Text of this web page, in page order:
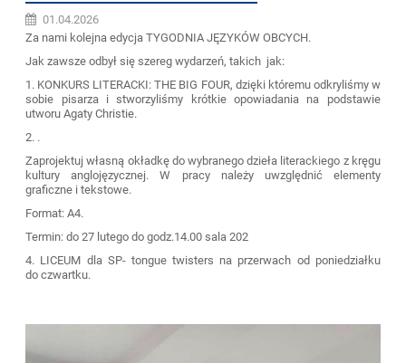
01.04.2026
Za nami kolejna edycja TYGODNIA JĘZYKÓW OBCYCH.
Jak zawsze odbył się szereg wydarzeń, takich jak:
1. KONKURS LITERACKI: THE BIG FOUR, dzięki któremu odkryliśmy w
sobie pisarza i stworzyliśmy krótkie opowiadania na podstawie
utworu Agaty Christie.
2. .
Zaprojektuj własną okładkę do wybranego dzieła literackiego z kręgu
kultury anglojęzycznej. W pracy należy uwzględnić elementy
graficzne i tekstowe.
Format: A4.
Termin: do 27 lutego do godz.14.00 sala 202
4. LICEUM dla SP- tongue twisters na przerwach od poniedziałku
do czwartku.